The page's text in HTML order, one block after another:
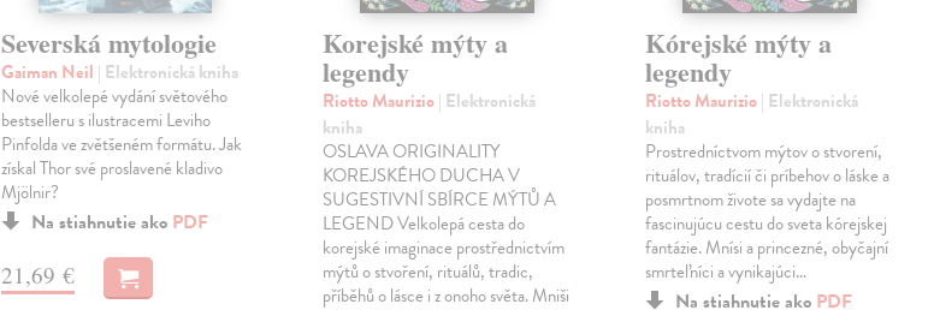
Severská mytologie
Gaiman Neil | Elektronická kniha
Nové velkolepé vydání světového
bestselleru s ilustracemi Leviho
Pinfolda ve zvětšeném formátu. Jak
získal Thor své proslavené kladivo
Mjölnir?
Na stiahnutie ako PDF
21,69 €
Korejské mýty a
legendy
Riotto Maurizio| Elektronická
kniha
OSLAVA ORIGINALITY
KOREJSKÉHO DUCHA V
SUGESTIVNÍ SBÍRCE MÝTŮ A
LEGEND Velkolepá cesta do
korejské imaginace prostřednictvím
mýtů o stvoření, rituálů, tradic,
příběhů o lásce i z onoho světa. Mniši
Kórejské mýty a
legendy
Riotto Maurizio| Elektronická
kniha
Prostredníctvom mýtov o stvorení,
rituálov, tradícií či príbehov o láske a
posmrtnom živote sa vydajte na
fascinujúcu cestu do sveta kórejskej
fantázie. Mnísi a princezné, obyčajní
smrteľníci a vynikajúci…
Na stiahnutie ako PDF